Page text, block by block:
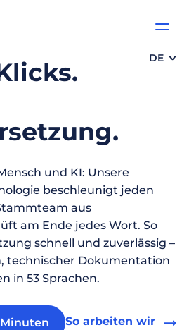
DE
und KI: Unsere
beschleunigt jeden
aus
am Ende jedes Wort. So
schnell und zuverlässig –
technischer Dokumentation
in 53 Sprachen.
So arbeiten wir